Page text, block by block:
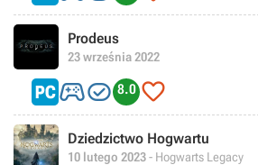
Prodeus
23 września 2022
 8.0 
Dziedzictwo Hogwartu
10 lutego 2023- Hogwarts Legacy